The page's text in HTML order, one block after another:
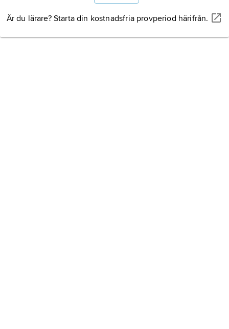
Är du lärare? Starta din kostnadsfria provperiod härifrån.